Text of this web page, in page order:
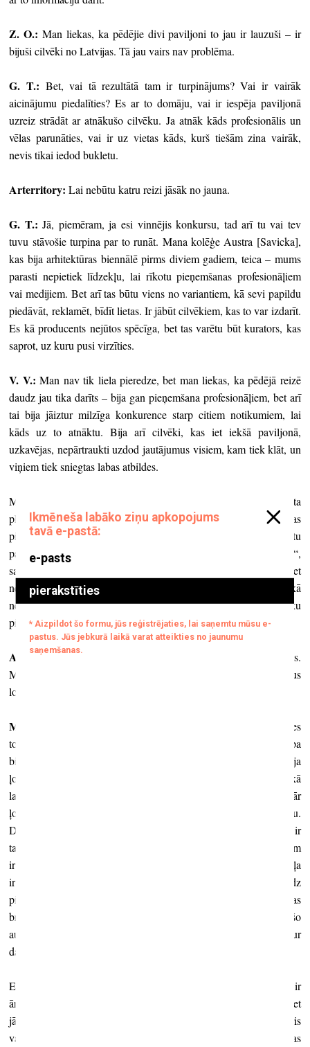
Z. O.: Man liekas, ka pēdējie divi paviljoni to jau ir lauzuši – ir
bijuši cilvēki no Latvijas. Tā jau vairs nav problēma.
G. T.: Bet, vai tā rezultātā tam ir turpinājums? Vai ir vairāk
aicinājumu piedalīties? Es ar to domāju, vai ir iespēja paviljonā
uzreiz strādāt ar atnākušo cilvēku. Ja atnāk kāds profesionālis un
vēlas parunāties, vai ir uz vietas kāds, kurš tiešām zina vairāk,
nevis tikai iedod bukletu.
Arterritory: Lai nebūtu katru reizi jāsāk no jauna.
G. T.: Jā, piemēram, ja esi vinnējis konkursu, tad arī tu vai tev
tuvu stāvošie turpina par to runāt. Mana kolēģe Austra [Savicka],
kas bija arhitektūras biennālē pirms diviem gadiem, teica – mums
parasti nepietiek līdzekļu, lai rīkotu pieņemšanas profesionāļiem
vai medijiem. Bet arī tas būtu viens no variantiem, kā sevi papildu
piedāvāt, reklamēt, bīdīt lietas. Ir jābūt cilvēkiem, kas to var izdarīt.
Es kā producents nejūtos spēcīga, bet tas varētu būt kurators, kas
saprot, uz kuru pusi virzīties.
V. V.: Man nav tik liela pieredze, bet man liekas, ka pēdējā reizē
daudz jau tika darīts – bija gan pieņemšana profesionāļiem, bet arī
tai bija jāiztur milzīga konkurence starp citiem notikumiem, lai
kāds uz to atnāktu. Bija arī cilvēki, kas iet iekšā paviljonā,
uzkavējas, nepārtraukti uzdod jautājumus visiem, kam tiek klāt, un
viņiem tiek sniegtas labas atbildes.
Manuprāt, tomēr ir grūti piedāvāt Venēcijas biennāli kā starta
platformu jaunam, nevienam nezināmam māksliniekam – visi, kas
piedalās kuratora atlasītajā programmā un kas pārstāv valstu
paviljonus, viņiem visiem ir tāda šlepe ar tā saucamo „izieto trepi“,
sasniegumu un panākumu sarakstu. Uz tā fona ir grūti izcelties, bet
nekad nevar izslēgt to, ka ir kāds tik spilgts, pievelkošs – kā
nesenais gadījums ar filmu Berlīnes festivālā, kur jaunu cilvēku
pirmā filma paņem balvu.
Arterritory:Protams, ir lokālais un ir starptautiskais konteksts.
Mēs parasti esam izvēlējušies māksliniekus, zinot viņu panākumus
lokālā kontekstā. Kā tas patiesībā notiek?
Māra Lāce:
Atgriežoties pie izejas punkta, ar kuru mēs sākām, es
tomēr gribētu teikt, ka Venēcijas biennāle kā pirmā šāda tipa
biennāle nenoliedzami ir ārkārtīgi prestižs pasākums un kā tradīcija
ļoti strādā. Man liekas, ka pēdējos gados, iespējams, jau ilgākā
laika periodā, šīs mārketinga aktivitātes iegūst milzīgu pārsvaru pār
ļoti daudzām lietām, varbūt reizēm pat pār pašu mākslas faktu.
Domāju, ka Venēcijas biennālē tas ļoti sāk dominēt. Viena lieta ir
tas, ko Venēcijas biennāle dod profesionāļiem – viņiem tā joprojām
ir vieta, kur iet, skatās un meklē šos jaunos pieteikumus; otra daļa
ir interesentu un mīļotāju līmenis – tie, kas staigā un ļoti daudz
pievērš uzmanību mākslas faktiem, un tad, protams, ir masa, kas
brien tāpēc, ka ir jāizbrien cauri. Var orientēties uz katru šo
auditoriju, bet man šķiet, ka Venēcijas biennāle tomēr ir vieta, kur
dalībnieki vairāk grib orientēties uz profesionālo auditoriju.
Es vairākkārt esmu bijusi Kultūras ministrijas žūrijā. Izvēle vispār ir
ārkārtīgi grūta. Primārais, noteicošais, protams, ir pats projekts, bet
jāskatās arī, ko šie autori vēl ir darījuši, kā kurators vai menedžeris
var nodrošināt projekta ilglaicību, kādas tiek piedāvātas